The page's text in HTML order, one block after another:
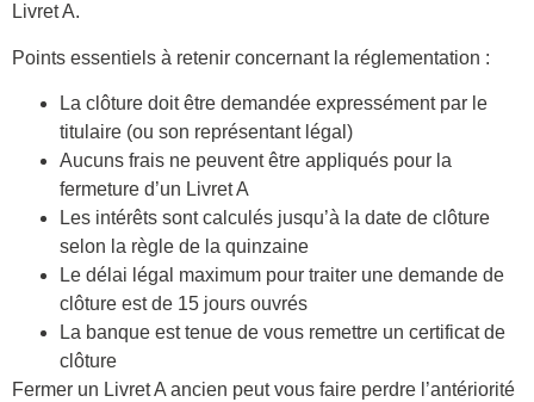
Livret A.
Points essentiels à retenir concernant la réglementation :
La clôture doit être demandée expressément par le
titulaire (ou son représentant légal)
Aucuns frais ne peuvent être appliqués pour la
fermeture d’un Livret A
Les intérêts sont calculés jusqu’à la date de clôture
selon la règle de la quinzaine
Le délai légal maximum pour traiter une demande de
clôture est de 15 jours ouvrés
La banque est tenue de vous remettre un certificat de
clôture
Fermer un Livret A ancien peut vous faire perdre l’antériorité